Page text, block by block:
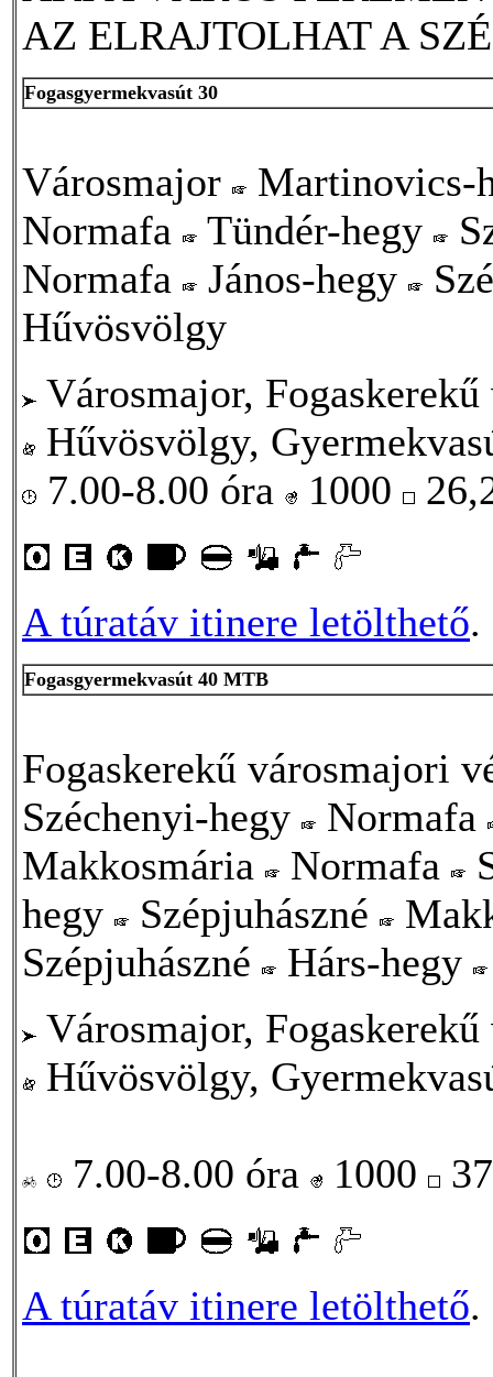
AZ ELRAJTOLHAT A
Fogasgyermekvasút 30
Városmajor
Martinovics-
Normafa
Tündér-hegy
Normafa
János-hegy
Hűvösvölgy
Városmajor, Fogaskerekű
Hűvösvölgy,
7.00-8.00 óra
1000
A túratáv itinere letölthető.
Fogasgyermekvasút 40 MTB
Fogaskerekű városmajori
Széchenyi-hegy
Normafa
Makkosmária
Normafa
hegy
Szépjuhászné
Szépjuhászné
Hárs-hegy
Városmajor, Fogaskerekű
Hűvösvölgy,
7.00-8.00 óra 1000
A túratáv itinere letölthető.